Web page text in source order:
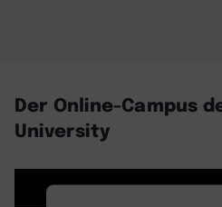
Der Online-Campus
University